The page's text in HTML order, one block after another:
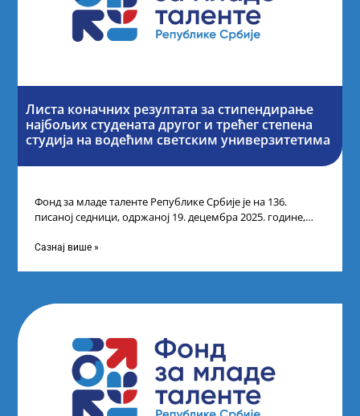
Листа коначних резултата за стипендирање
најбољих студената другог и трећег степена
студија на водећим светским универзитетима
Фонд за младе таленте Републике Србије је на 136.
писаној седници, одржаној 19. децембра 2025. године,
Сазнај више »